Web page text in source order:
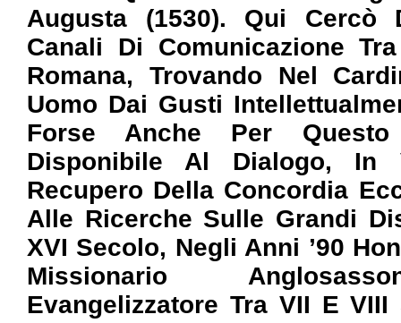
Augusta (1530). Qui Cercò
Canali Di Comunicazione
Romana, Trovando Nel
Uomo Dai Gusti
Forse Anche Per
Disponibile Al Dialogo, In
Recupero Della Concordia
Alle Ricerche Sulle Grandi
XVI Secolo, Negli Anni ’90
Missionario
Evangelizzatore Tra VII E